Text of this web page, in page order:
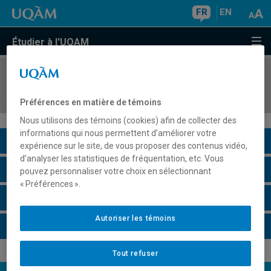
FR EN
Étudier à l'UQAM
COURS//
Description du cours
Horaire - Été 2026
Préférences en matière de témoins
Nous utilisons des témoins (cookies) afin de collecter des
informations qui nous permettent d’améliorer votre
expérience sur le site, de vous proposer des contenus vidéo,
d’analyser les statistiques de fréquentation, etc. Vous
pouvez personnaliser votre choix en sélectionnant
« Préférences ».
Tout refuser
Autoriser les témoins